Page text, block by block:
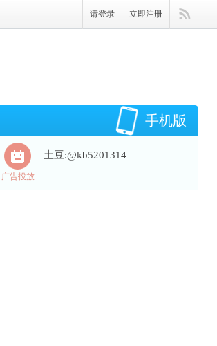
请登录 立即注册
手机版
土豆:@kb5201314
广告投放